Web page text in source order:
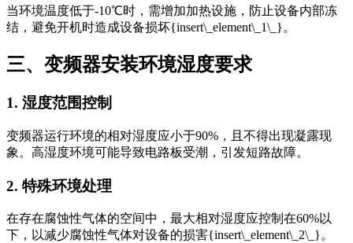
当环境温度低于-10℃时，需增加加热设施，防止设备内部冻
结，避免开机时造成设备损坏{insert\_element\_1\_}。
三、变频器安装环境湿度要求
1. 湿度范围控制
变频器运行环境的相对湿度应小于90%，且不得出现凝露现
象。高湿度环境可能导致电路板受潮，引发短路故障。
2. 特殊环境处理
在存在腐蚀性气体的空间中，最大相对湿度应控制在60%以
下，以减少腐蚀性气体对设备的损害{insert\_element\_2\_}。